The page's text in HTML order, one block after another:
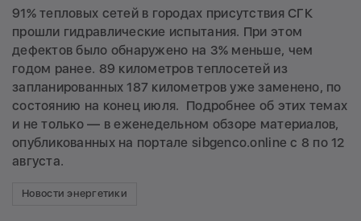
91% тепловых сетей в городах присутствия СГК
прошли гидравлические испытания. При этом
дефектов было обнаружено на 3% меньше, чем
годом ранее. 89 километров теплосетей из
запланированных 187 километров уже заменено, по
состоянию на конец июля. Подробнее об этих темах
и не только — в еженедельном обзоре материалов,
опубликованных на портале sibgenco.online с 8 по 12
августа.
Новости энергетики